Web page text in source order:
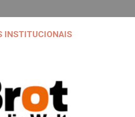
INSTITUCIONAIS